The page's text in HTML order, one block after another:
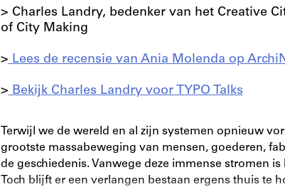
> Charles Landry, bedenker van het Creative
of City Making
> Lees de recensie van Ania Molenda op
> Bekijk Charles Landry voor TYPO Talks
Terwijl we de wereld en al zijn systemen opnieuw
grootste massabeweging van mensen, goederen,
de geschiedenis. Vanwege deze immense stromen
Toch blijft er een verlangen bestaan ergens thuis te